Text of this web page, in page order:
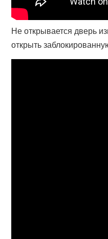
Не открывается дверь
открыть